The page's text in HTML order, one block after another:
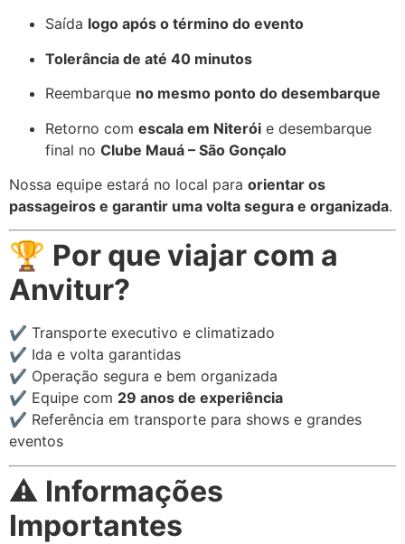
Saída logo após o término do evento
Tolerância de até 40 minutos
Reembarque no mesmo ponto do desembarque
Retorno com escala em Niterói e desembarque
final no Clube Mauá – São Gonçalo
Nossa equipe estará no local para orientar os
passageiros e garantir uma volta segura e organizada.
🏆 Por que viajar com a
Anvitur?
✔️ Transporte executivo e climatizado
✔️ Ida e volta garantidas
✔️ Operação segura e bem organizada
✔️ Equipe com 29 anos de experiência
✔️ Referência em transporte para shows e grandes
eventos
⚠️ Informações
Importantes